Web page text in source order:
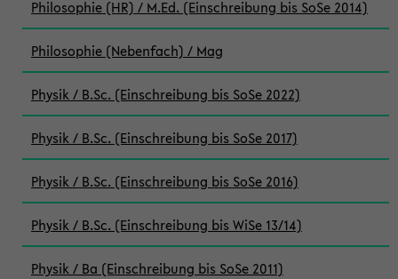
Philosophie (HR) / M.Ed. (Einschreibung bis SoSe 2014)
Philosophie (Nebenfach) / Mag
Physik / B.Sc. (Einschreibung bis SoSe 2022)
Physik / B.Sc. (Einschreibung bis SoSe 2017)
Physik / B.Sc. (Einschreibung bis SoSe 2016)
Physik / B.Sc. (Einschreibung bis WiSe 13/14)
Physik / Ba (Einschreibung bis SoSe 2011)